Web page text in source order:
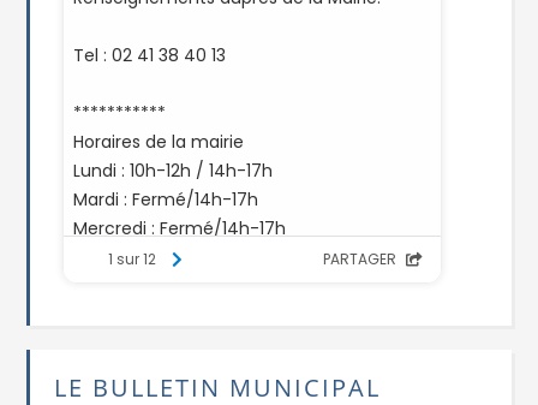
LE BULLETIN MUNICIPAL